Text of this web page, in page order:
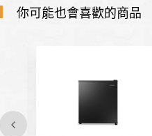
你可能也會喜歡的商品